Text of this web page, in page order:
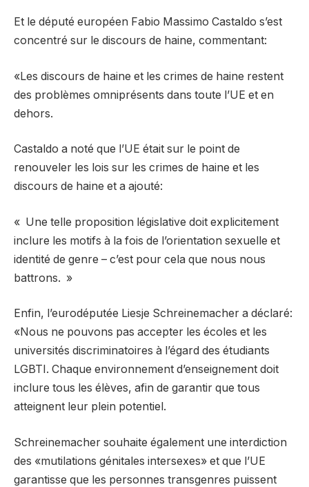
Et le député européen Fabio Massimo Castaldo s’est
concentré sur le discours de haine, commentant:
«Les discours de haine et les crimes de haine restent
des problèmes omniprésents dans toute l’UE et en
dehors.
Castaldo a noté que l’UE était sur le point de
renouveler les lois sur les crimes de haine et les
discours de haine et a ajouté:
« Une telle proposition législative doit explicitement
inclure les motifs à la fois de l’orientation sexuelle et
identité de genre – c’est pour cela que nous nous
battrons. »
Enfin, l’eurodéputée Liesje Schreinemacher a déclaré:
«Nous ne pouvons pas accepter les écoles et les
universités discriminatoires à l’égard des étudiants
LGBTI. Chaque environnement d’enseignement doit
inclure tous les élèves, afin de garantir que tous
atteignent leur plein potentiel.
Schreinemacher souhaite également une interdiction
des «mutilations génitales intersexes» et que l’UE
garantisse que les personnes transgenres puissent